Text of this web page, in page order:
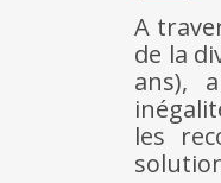
A
de la
ans),
les